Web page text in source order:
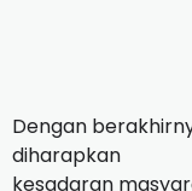
Dengan
diharapkan
kesadaran